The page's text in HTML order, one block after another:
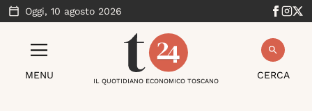
Oggi, 10 agosto 2026
MENU CERCA
IL QUOTIDIANO ECONOMICO TOSCANO